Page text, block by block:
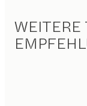
WEITERE